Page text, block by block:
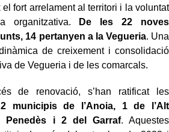
el fort arrelament al territori i la voluntat
organitzativa.
De les 22 noves
14 pertanyen a la Vegueria. Una
de creixement i consolidació
de Vegueria i de les comarcals.
de renovació, s’han ratificat les
municipis de l’Anoia, 1 de l’Alt
Penedès i 2 del Garraf. Aquestes